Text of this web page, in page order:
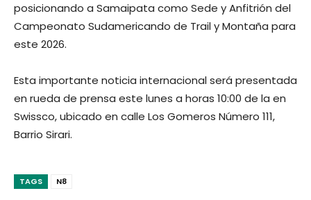
posicionando a Samaipata como Sede y Anfitrión del
Campeonato Sudamericando de Trail y Montaña para
este 2026.
Esta importante noticia internacional será presentada
en rueda de prensa este lunes a horas 10:00 de la en
Swissco, ubicado en calle Los Gomeros Número 111,
Barrio Sirari.
TAGS N8